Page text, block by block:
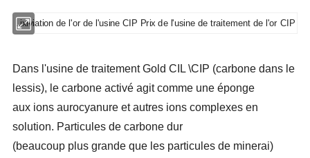
Lixiviation de l'or de l'usine CIP Prix de l'usine de traitement de l'or CIP
Dans l'usine de traitement Gold CIL \CIP (carbone dans le
lessis), le carbone activé agit comme une éponge
aux ions aurocyanure et autres ions complexes en
solution. Particules de carbone dur
(beaucoup plus grande que les particules de minerai)